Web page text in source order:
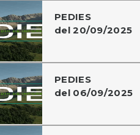
PEDIES
del 20/09/2025
PEDIES
del 06/09/2025